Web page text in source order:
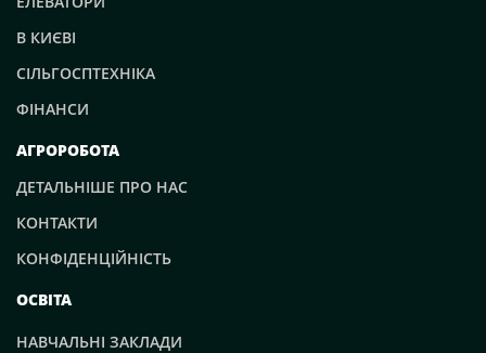
В КИЄВІ
СІЛЬГОСПТЕХНІКА
ФІНАНСИ
АГРОРОБОТА
ДЕТАЛЬНІШЕ ПРО НАС
КОНТАКТИ
КОНФІДЕНЦІЙНІСТЬ
ОСВІТА
НАВЧАЛЬНІ ЗАКЛАДИ